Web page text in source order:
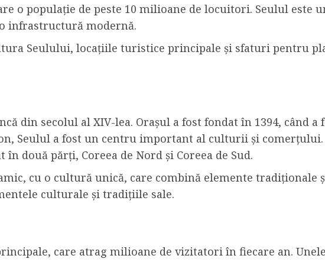
o populație de peste 10 milioane de locuitori. Seulul este
infrastructură modernă.
Seulului, locațiile turistice principale și sfaturi pentru
din secolul al XIV-lea. Orașul a fost fondat în 1394, când a
Seulul a fost un centru important al culturii și comerțului.
două părți, Coreea de Nord și Coreea de Sud.
cu o cultură unică, care combină elemente tradiționale
culturale și tradițiile sale.
care atrag milioane de vizitatori în fiecare an.